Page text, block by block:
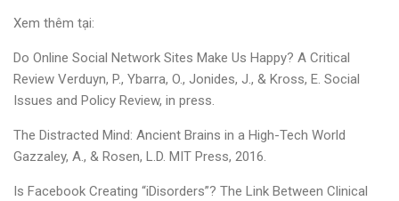
Xem thêm tại:
Do Online Social Network Sites Make Us Happy? A Critical
Review Verduyn, P., Ybarra, O., Jonides, J., & Kross, E. Social
Issues and Policy Review, in press.
The Distracted Mind: Ancient Brains in a High-Tech World
Gazzaley, A., & Rosen, L.D. MIT Press, 2016.
Is Facebook Creating “iDisorders”? The Link Between Clinical